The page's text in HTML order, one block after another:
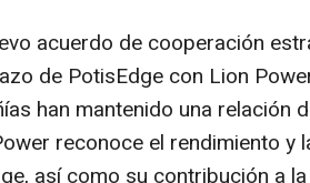
acuerdo de cooperación
de PotisEdge con Lion
han mantenido una relación
reconoce el rendimiento y
así como su contribución a